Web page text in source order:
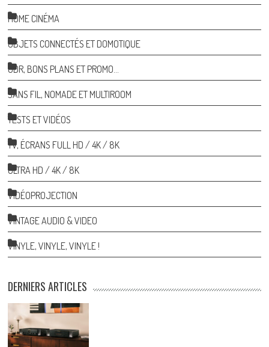
HOME CINÉMA
OBJETS CONNECTÉS ET DOMOTIQUE
ODR, BONS PLANS ET PROMO…
SANS FIL, NOMADE ET MULTIROOM
TESTS ET VIDÉOS
TV, ÉCRANS FULL HD / 4K / 8K
ULTRA HD / 4K / 8K
VIDÉOPROJECTION
VINTAGE AUDIO & VIDEO
VINYLE, VINYLE, VINYLE !
DERNIERS ARTICLES